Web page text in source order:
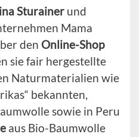
Sturainer und
Mama
den Online-Shop
sie fair hergestellte
Naturmaterialien wie
bekannten,
sowie in Peru
aus Bio-Baumwolle